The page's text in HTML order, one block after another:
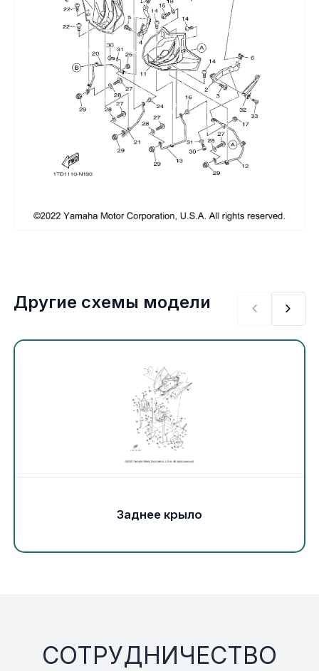
Топливная система
Тормозная система
Трансмиссия
Управление
Электрика
Другое
Движители (гребные винты)
Якорное оборудование
Другие схемы модели
Заднее крыло
СОТРУДНИЧЕСТВО